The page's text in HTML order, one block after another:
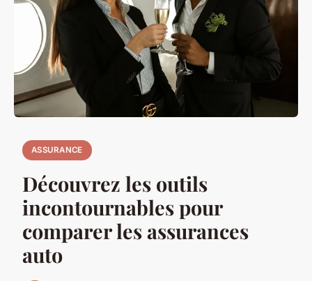
ASSURANCE
Découvrez les outils
incontournables pour
comparer les assurances
auto